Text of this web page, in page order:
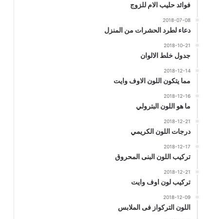
فوائد حليب الام للزوج
2018-07-08
دعاء لطرد الحشرات من المنزل
2018-10-21
جدول خلط الالوان
2018-12-14
مما يتكون اللون الاوف وايت
2018-12-16
ما هو اللون البترولي
2018-12-21
درجات اللون الكريمي
2018-12-17
تركيب اللون البنى المحروق
2018-12-21
تركيب لون اوف وايت
2018-12-09
اللون التركواز فى الملابس